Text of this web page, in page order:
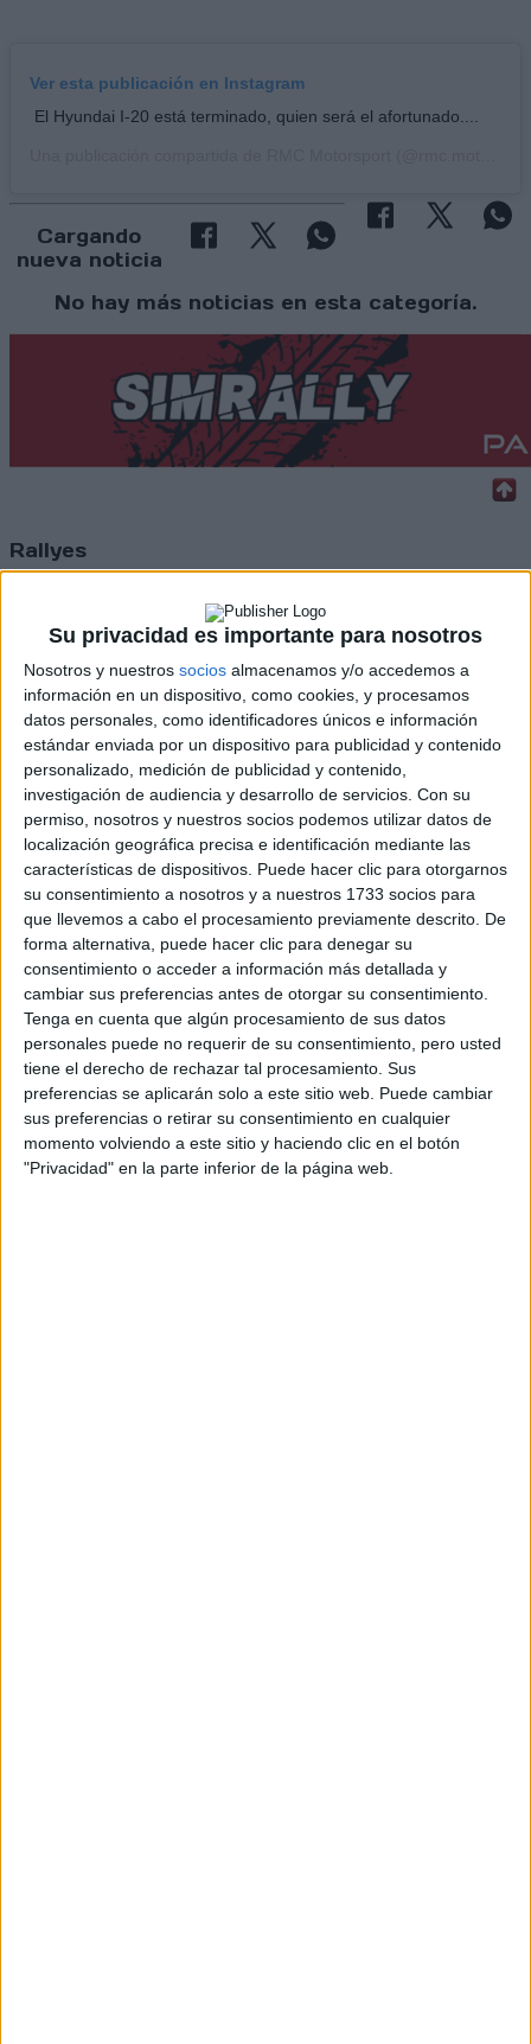
Su privacidad es importante para nosotros
Nosotros y nuestros socios almacenamos y/o accedemos a
información en un dispositivo, como cookies, y procesamos
datos personales, como identificadores únicos e información
estándar enviada por un dispositivo para publicidad y contenido
personalizado, medición de publicidad y contenido,
investigación de audiencia y desarrollo de servicios. Con su
permiso, nosotros y nuestros socios podemos utilizar datos de
localización geográfica precisa e identificación mediante las
características de dispositivos. Puede hacer clic para otorgarnos
su consentimiento a nosotros y a nuestros 1733 socios para
que llevemos a cabo el procesamiento previamente descrito. De
forma alternativa, puede hacer clic para denegar su
consentimiento o acceder a información más detallada y
cambiar sus preferencias antes de otorgar su consentimiento.
Tenga en cuenta que algún procesamiento de sus datos
personales puede no requerir de su consentimiento, pero usted
tiene el derecho de rechazar tal procesamiento. Sus
preferencias se aplicarán solo a este sitio web. Puede cambiar
sus preferencias o retirar su consentimiento en cualquier
momento volviendo a este sitio y haciendo clic en el botón
"Privacidad" en la parte inferior de la página web.
Ver esta publicación en Instagram
El Hyundai I-20 está terminado, quien será el afortunado....
Cargando
nueva noticia
No hay más noticias en esta categoría.
Rallyes
ERC
CERA
CERT
Internacionales
Campeonatos Autonómicos
Históricos
Dakar
RallyCross
Circuitos
F1
Fórmula E
F2 / F3 / F4
Resistencia
Indycar
Otros
Producto
Producto
Web pensada para poder ofrecer diferentes
productos propios y ajenos para que los